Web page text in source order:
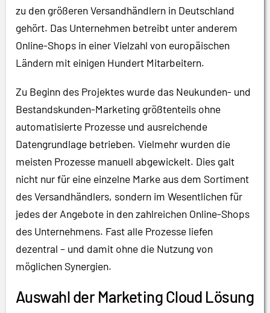
zu den größeren Versandhändlern in Deutschland
gehört. Das Unternehmen betreibt unter anderem
Online-Shops in einer Vielzahl von europäischen
Ländern mit einigen Hundert Mitarbeitern.
Zu Beginn des Projektes wurde das Neukunden- und
Bestandskunden-Marketing größtenteils ohne
automatisierte Prozesse und ausreichende
Datengrundlage betrieben. Vielmehr wurden die
meisten Prozesse manuell abgewickelt. Dies galt
nicht nur für eine einzelne Marke aus dem Sortiment
des Versandhändlers, sondern im Wesentlichen für
jedes der Angebote in den zahlreichen Online-Shops
des Unternehmens. Fast alle Prozesse liefen
dezentral – und damit ohne die Nutzung von
möglichen Synergien.
Auswahl der Marketing Cloud Lösung